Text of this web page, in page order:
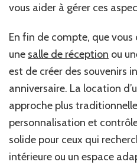
vous aider à gérer ces
En fin de compte, que
une salle de réception ou
est de créer des souvenirs
anniversaire. La location
approche plus
personnalisation et
solide pour ceux qui
intérieure ou un espace